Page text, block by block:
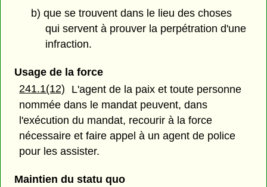
b) que se trouvent dans le lieu des choses
qui servent à prouver la perpétration d'une
infraction.
Usage de la force
241.1(12)
L'agent de la paix et toute personne
nommée dans le mandat peuvent, dans
l'exécution du mandat, recourir à la force
nécessaire et faire appel à un agent de police
pour les assister.
Maintien du statu quo